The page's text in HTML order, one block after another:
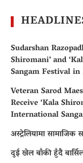
Sudarshan
Shiromani’ and
Sangam Festival
Veteran Sarod
Receive ‘Kala
International
अस्ट्रेलियामा सामाजिक
दुई खेल बाँकी हुँदै